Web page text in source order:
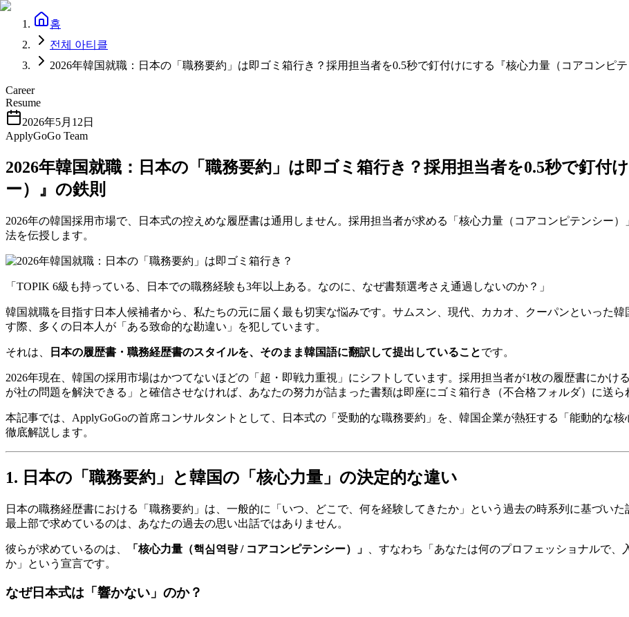
홈
전체 아티클
2026年韓国就職：日本の「職務要約」は即ゴミ箱行き？採用担当者を0.5秒で釘付けにする『核心力量（コアコンピ
Career
Resume
2026年5月12日
ApplyGoGo Team
2026年韓国就職：日本の「職務要約」は即ゴミ箱行き？採用担当者を0.5秒で釘付
ー）』の鉄則
2026年の韓国採用市場で、日本式の控えめな履歴書は通用しません。採用担当者が求める「核心力量（コアコンピテンシー
法を伝授します。
「TOPIK 6級も持っている、日本での職務経験も3年以上ある。なのに、なぜ書類選考さえ通過しないのか？」
韓国就職を目指す日本人候補者から、私たちの元に届く最も切実な悩みです。サムスン、現代、カカオ、クーパンといった
す際、多くの日本人が「ある致命的な勘違い」を犯しています。
それは、 日本の履歴書・職務経歴書のスタイルを、そのまま韓国語に翻訳して提出していることです。
2026年現在、韓国の採用市場はかつてないほどの「超・即戦力重視」にシフトしています。採用担当者が1枚の履歴書にかけ
が社の問題を解決できる」と確信させなければ、あなたの努力が詰まった書類は即座にゴミ箱行き（不合格フォルダ）に送ら
本記事では、ApplyGoGoの首席コンサルタントとして、日本式の「受動的な職務要約」を、韓国企業が熱狂する「能動的な
徹底解説します。
1. 日本の「職務要約」と韓国の「核心力量」の決定的な違い
日本の職務経歴書における「職務要約」は、一般的に「いつ、どこで、何を経験してきたか」という過去の時系列に基づい
最上部で求めているのは、あなたの過去の思い出話ではありません。
彼らが求めているのは、 「核心力量（핵심역량 / コアコンピテンシー）」
、すなわち「あなたは何のプロフェッショナルで
か」という宣言です。
なぜ日本式は「響かない」のか？